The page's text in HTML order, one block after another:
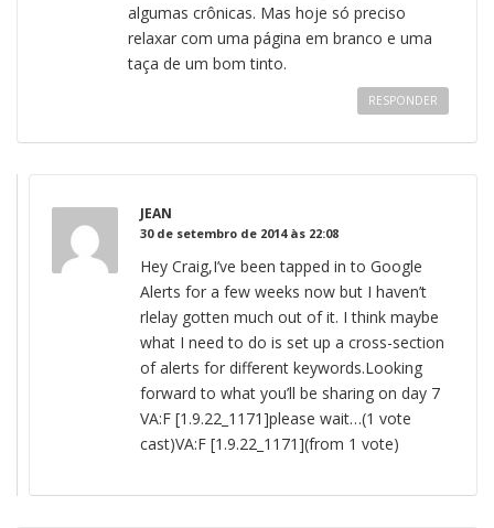
algumas crônicas. Mas hoje só preciso
relaxar com uma página em branco e uma
taça de um bom tinto.
RESPONDER
JEAN
30 de setembro de 2014 às 22:08
Hey Craig,I’ve been tapped in to Google
Alerts for a few weeks now but I haven’t
rlelay gotten much out of it. I think maybe
what I need to do is set up a cross-section
of alerts for different keywords.Looking
forward to what you’ll be sharing on day 7
VA:F [1.9.22_1171]please wait…(1 vote
cast)VA:F [1.9.22_1171](from 1 vote)